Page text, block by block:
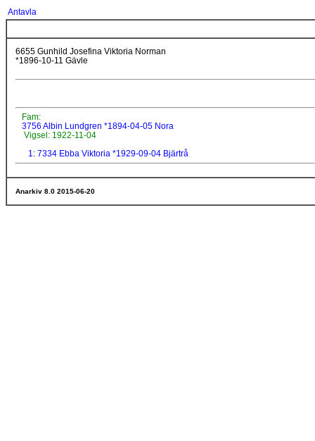
Antavla
6655 Gunhild Josefina Viktoria Norman
*1896-10-11 Gävle
Fam:
3756 Albin Lundgren *1894-04-05 Nora
Vigsel: 1922-11-04
1: 7334 Ebba Viktoria *1929-09-04 Bjärtrå
Anarkiv 8.0 2015-06-20